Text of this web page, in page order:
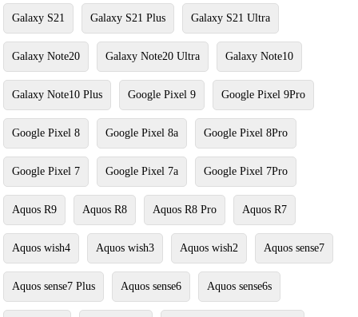
Galaxy S21 Galaxy S21 Plus Galaxy S21 Ultra
Galaxy Note20 Galaxy Note20 Ultra Galaxy Note10
Galaxy Note10 Plus Google Pixel 9 Google Pixel 9Pro
Google Pixel 8 Google Pixel 8a Google Pixel 8Pro
Google Pixel 7 Google Pixel 7a Google Pixel 7Pro
Aquos R9 Aquos R8 Aquos R8 Pro Aquos R7
Aquos wish4 Aquos wish3 Aquos wish2 Aquos sense7
Aquos sense7 Plus Aquos sense6 Aquos sense6s